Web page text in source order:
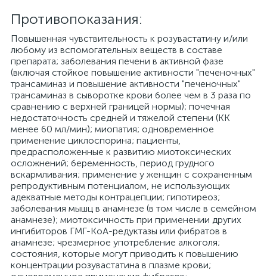
Противопоказания:
Повышенная чувствительность к розувастатину и/или
любому из вспомогательных веществ в составе
препарата; заболевания печени в активной фазе
(включая стойкое повышение активности "печеночных"
трансаминаз и повышение активности "печеночных"
трансаминаз в сыворотке крови более чем в 3 раза по
сравнению с верхней границей нормы); почечная
недостаточность средней и тяжелой степени (КК
менее 60 мл/мин); миопатия; одновременное
применение циклоспорина; пациенты,
предрасположенные к развитию миотоксических
осложнений; беременность, период грудного
вскармливания; применение у женщин с сохраненным
репродуктивным потенциалом, не использующих
адекватные методы контрацепции; гипотиреоз;
заболевания мышц в анамнезе (в том числе в семейном
анамнезе); миотоксичность при применении других
ингибиторов ГМГ-КоА-редуктазы или фибратов в
анамнезе; чрезмерное употребление алкоголя;
состояния, которые могут приводить к повышению
концентрации розувастатина в плазме крови;